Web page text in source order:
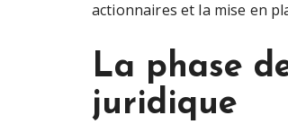
actionnaires et la mise en
La phase
juridique